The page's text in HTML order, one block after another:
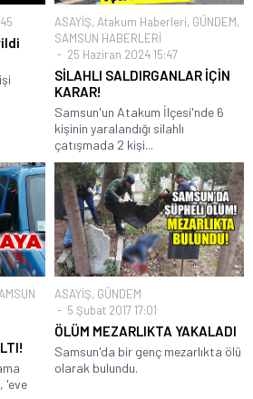
ASAYİŞ, Atakum Haberleri, GÜNDEM,
SAMSUN HABERLERİ
25 Haziran 2024 15:47
SİLAHLI SALDIRGANLAR İÇİN
KARAR!
Samsun'un Atakum İlçesi'nde 6
kişinin yaralandığı silahlı
çatışmada 2 kişi...
'eve
ASAYİŞ, GÜNDEM
5 Şubat 2017 17:01
ÖLÜM MEZARLIKTA YAKALADI
Samsun'da bir genç mezarlıkta ölü
olarak bulundu.